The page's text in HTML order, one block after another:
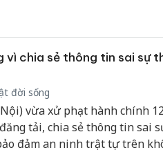
vì chia sẻ thông tin sai sự
đời sống
vừa xử phạt hành chính
tải, chia sẻ thông tin sai
đảm an ninh trật tự trên